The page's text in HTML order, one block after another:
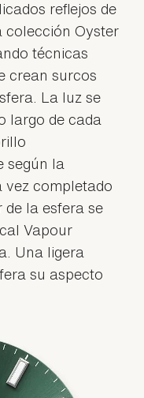
reflejos de
colección Oyster
técnicas
crean surcos
La luz se
largo de cada
según la
vez completado
la esfera se
Vapour
Una ligera
su aspecto